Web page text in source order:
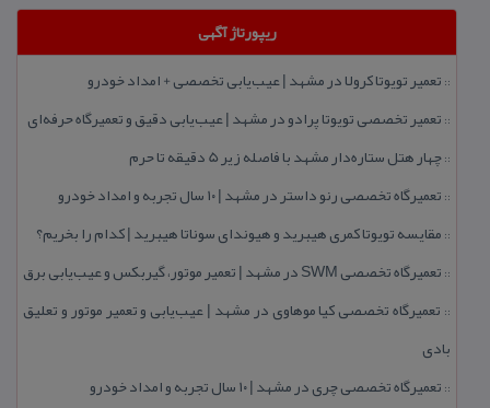
ریپورتاژ آگهی
:: تعمیر تویوتا كرولا در مشهد | عیب‌یابی تخصصی + امداد خودرو
:: تعمیر تخصصی تویوتا پرادو در مشهد | عیب‌یابی دقیق و تعمیرگاه حرفه‌ای
::چهار هتل‌ ستاره‌دار مشهد با فاصله زیر 5 دقیقه تا حرم
:: تعمیرگاه تخصصی رنو داستر در مشهد | ۱۰ سال تجربه و امداد خودرو
:: مقایسه تویوتا كمری هیبرید و هیوندای سوناتا هیبرید | كدام را بخریم؟
:: تعمیرگاه تخصصی SWM در مشهد | تعمیر موتور، گیربكس و عیب‌یابی برق
:: تعمیرگاه تخصصی كیا موهاوی در مشهد | عیب‌یابی و تعمیر موتور و تعلیق
بادی
:: تعمیرگاه تخصصی چری در مشهد | ۱۰ سال تجربه و امداد خودرو